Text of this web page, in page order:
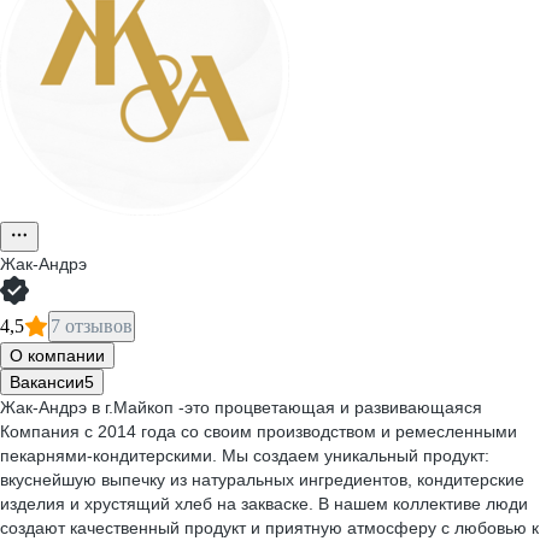
Жак-Андрэ
4,5 7 отзывов
О компании
Вакансии5
Жак-Андрэ в г.Майкоп -это процветающая и развивающаяся
Компания с 2014 года со своим производством и ремесленными
пекарнями-кондитерскими. Мы создаем уникальный продукт:
вкуснейшую выпечку из натуральных ингредиентов, кондитерские
изделия и хрустящий хлеб на закваске. В нашем коллективе люди
создают качественный продукт и приятную атмосферу с любовью к